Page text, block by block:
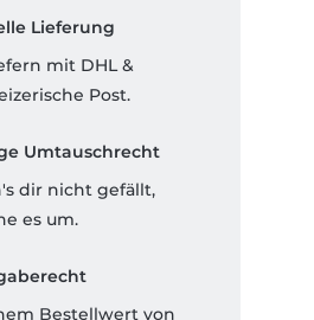
Lieferung
mit DHL &
Post.
Umtauschrecht
dir nicht gefällt,
es um.
Bestellwert von